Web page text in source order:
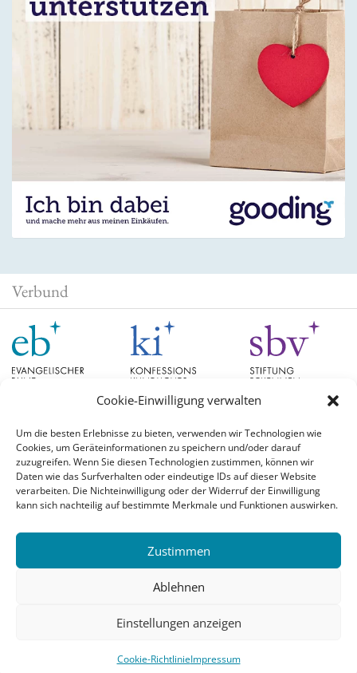
Cookie-Einwilligung verwalten
Um die besten Erlebnisse zu bieten, verwenden wir Technologien wie
Cookies, um Geräteinformationen zu speichern und/oder darauf
zuzugreifen. Wenn Sie diesen Technologien zustimmen, können wir
Daten wie das Surfverhalten oder eindeutige IDs auf dieser Website
verarbeiten. Die Nichteinwilligung oder der Widerruf der Einwilligung
kann sich nachteilig auf bestimmte Merkmale und Funktionen auswirken.
Zustimmen
Ablehnen
Einstellungen anzeigen
Cookie-RichtlinieImpressum
Verbund
Schlagwörter
#aufgetischt Christian Schad Diskussion EB Bayern EB Hessen Evangelische
konfessionskundliches Institut
Monatsspruch Orthodoxie Reformation römisch-katholische Kirche Theologie
Ukraine Ökumene
© 2026 Evangelischer Bund |